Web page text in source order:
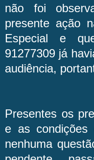
não foi
presente ação
Especial e
91277309 já
audiência,
Presentes os
e as
nenhuma